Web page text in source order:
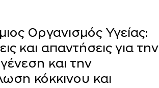
Οργανισμός Υγείας:
και απαντήσεις για την
και την
κόκκινου και